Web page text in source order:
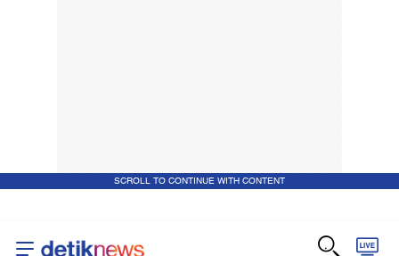
SCROLL TO CONTINUE WITH CONTENT